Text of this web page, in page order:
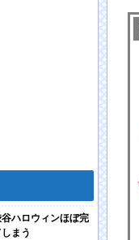
谷ハロウィンほぼ完
まう